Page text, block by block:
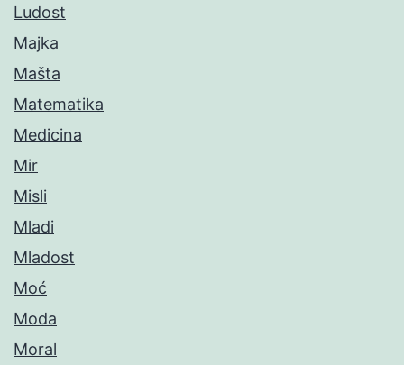
Ludost
Majka
Mašta
Matematika
Medicina
Mir
Misli
Mladi
Mladost
Moć
Moda
Moral